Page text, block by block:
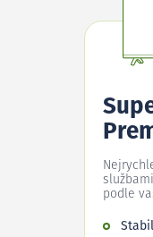
podle